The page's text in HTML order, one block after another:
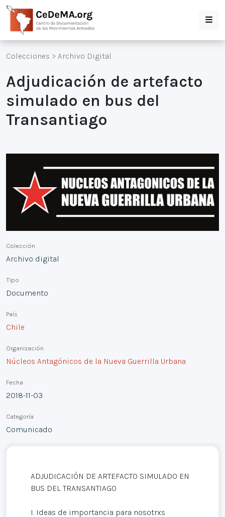
Colecciones > Archivo Digital
Adjudicación de artefacto
simulado en bus del
Transantiago
Colección
Archivo digital
Tipo
Documento
País
Chile
Organización
Núcleos Antagónicos de la Nueva Guerrilla Urbana
Fecha
2018-11-03
Categoría
Comunicado
ADJUDICACIÓN DE ARTEFACTO SIMULADO EN
BUS DEL TRANSANTIAGO
I. Ideas de importancia para nosotrxs